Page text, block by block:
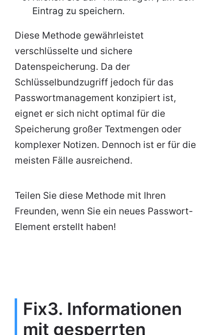
Eintrag zu speichern.
Diese Methode gewährleistet
verschlüsselte und sichere
Datenspeicherung. Da der
Schlüsselbundzugriff jedoch für das
Passwortmanagement konzipiert ist,
eignet er sich nicht optimal für die
Speicherung großer Textmengen oder
komplexer Notizen. Dennoch ist er für die
meisten Fälle ausreichend.
Teilen Sie diese Methode mit Ihren
Freunden, wenn Sie ein neues Passwort-
Element erstellt haben!
Fix3. Informationen
mit gesperrten